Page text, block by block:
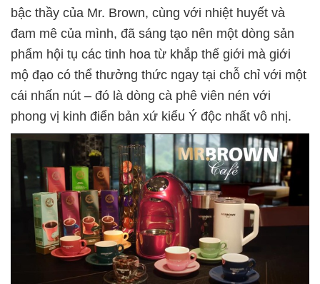
bậc thầy của Mr. Brown, cùng với nhiệt huyết và
đam mê của mình, đã sáng tạo nên một dòng sản
phẩm hội tụ các tinh hoa từ khắp thế giới mà giới
mộ đạo có thể thưởng thức ngay tại chỗ chỉ với một
cái nhấn nút – đó là dòng cà phê viên nén với
phong vị kinh điển bản xứ kiểu Ý độc nhất vô nhị.